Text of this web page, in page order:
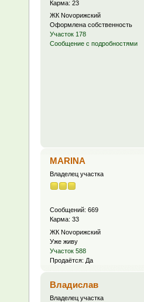
Карма: 23
ЖК Novoрижский
Оформлена собственность
Участок 178
Сообщение с подробностями
MARINA
Владелец участка
Сообщений: 669
Карма: 33
ЖК Novoрижский
Уже живу
Участок 588
Продаётся: Да
Владислав
Владелец участка